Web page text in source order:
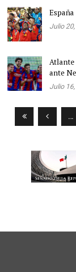
Julio
Atlante
ante
Julio
…